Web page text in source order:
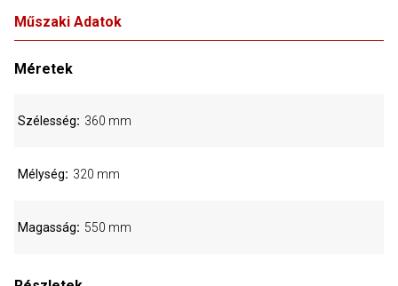
Műszaki Adatok
Méretek
Szélesség 360 mm
Mélység 320 mm
Magasság 550 mm